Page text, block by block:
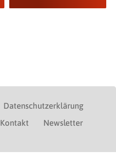
Datenschutzerklärung
Kontakt Newsletter